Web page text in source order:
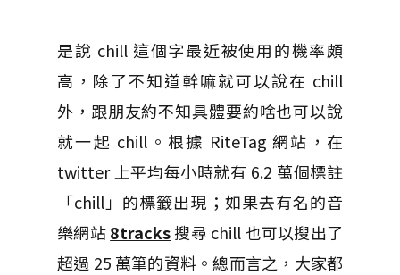
是說 chill 這個字最近被使用的機率頗
高，除了不知道幹嘛就可以說在 chill
外，跟朋友約不知具體要約啥也可以說
就一起 chill。根據 RiteTag 網站，在
twitter 上平均每小時就有 6.2 萬個標註
「chill」的標籤出現；如果去有名的音
樂網站8tracks搜尋 chill 也可以搜出了
超過 25 萬筆的資料。總而言之，大家都